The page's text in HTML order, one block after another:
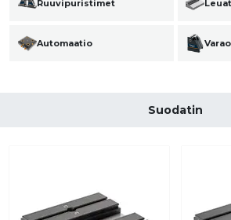
Ruuvipuristimet Leuat
Automaatio
Suodatin